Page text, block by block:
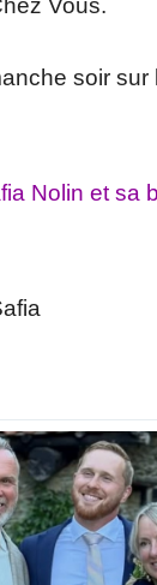
Vous.
soir sur
Nolin et sa